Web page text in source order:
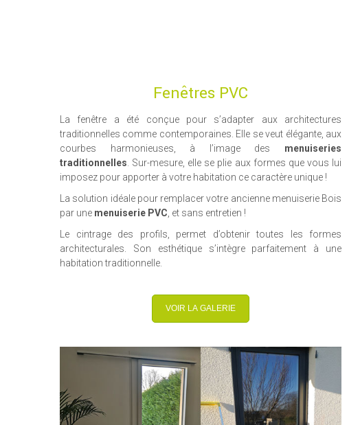
Fenêtres PVC
La fenêtre a été conçue pour s’adapter aux architectures
traditionnelles comme contemporaines. Elle se veut élégante, aux
courbes harmonieuses, à l’image des menuiseries
traditionnelles . Sur-mesure, elle se plie aux formes que vous lui
imposez pour apporter à votre habitation ce caractère unique !
La solution idéale pour remplacer votre ancienne menuiserie Bois
par une menuiserie PVC , et sans entretien !
Le cintrage des profils, permet d’obtenir toutes les formes
architecturales. Son esthétique s’intègre parfaitement à une
habitation traditionnelle.
VOIR LA GALERIE